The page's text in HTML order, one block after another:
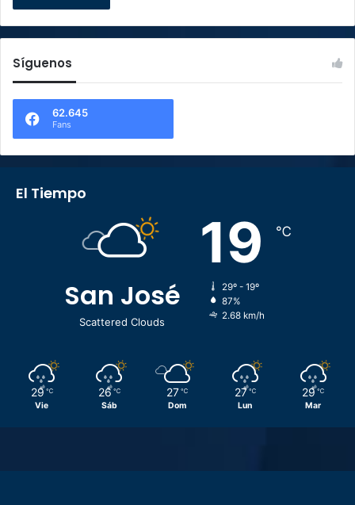
Síguenos
62.645
Fans
El Tiempo
San José
Scattered Clouds
19 ℃
29º - 19º
87%
2.68 km/h
29 ℃
Vie
26 ℃
Sáb
27 ℃
Dom
27 ℃
Lun
29 ℃
Mar